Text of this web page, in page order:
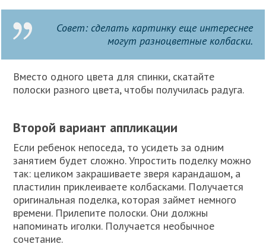
Совет: сделать картинку еще интереснее
могут разноцветные колбаски.
Вместо одного цвета для спинки, скатайте
полоски разного цвета, чтобы получилась радуга.
Второй вариант аппликации
Если ребенок непоседа, то усидеть за одним
занятием будет сложно. Упростить поделку можно
так: целиком закрашиваете зверя карандашом, а
пластилин приклеиваете колбасками. Получается
оригинальная поделка, которая займет немного
времени. Прилепите полоски. Они должны
напоминать иголки. Получается необычное
сочетание.